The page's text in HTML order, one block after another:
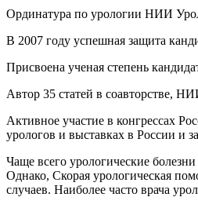
Ординатура по урологии НИИ
В 2007 году успешная защита
Присвоена ученая степень
Автор 35 статей в соавторстве,
Активное участие в конгрессах
урологов и выставках в России и
Чаще всего урологические
Однако, Скорая урологическая
случаев. Наиболее часто врача